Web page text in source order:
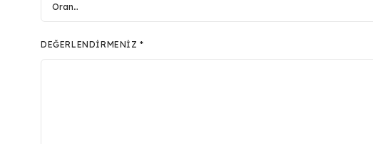
DEĞERLENDIRMENIZ*